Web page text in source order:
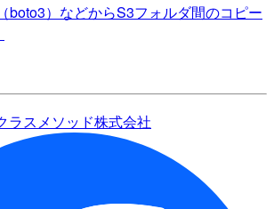
boto3）などからS3フォルダ間のコピー
ラスメソッド株式会社